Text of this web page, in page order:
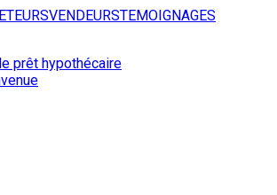
VENDEURSTEMOIGNAGES
prêt hypothécaire